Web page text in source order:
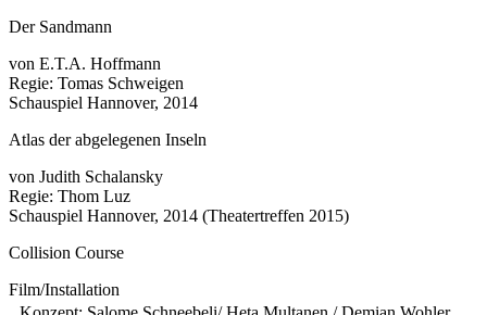
Der Sandmann
von E.T.A. Hoffmann
Regie: Tomas Schweigen
Schauspiel Hannover, 2014
Atlas der abgelegenen Inseln
von Judith Schalansky
Regie: Thom Luz
Schauspiel Hannover, 2014 (Theatertreffen 2015)
Collision Course
Film/Installation